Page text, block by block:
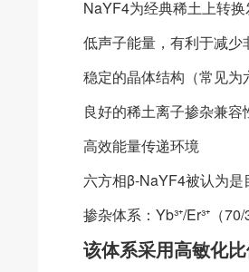
NaYF4为经典稀土上转
低声子能量，有利于减少
稳定的晶体结构（常见为
良好的稀土离子掺杂兼容
高效能量传递环境
六方相β-NaYF4被认为是
掺杂体系：Yb³⁺/Er³⁺（70/
该体系采用高敏化比